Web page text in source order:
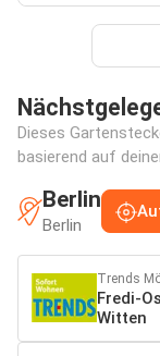
Dieses
basierend auf
Berlin
Berlin
Trends
Fredi-
Witten